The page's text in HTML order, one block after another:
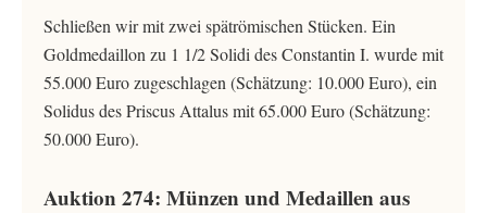
Schließen wir mit zwei spätrömischen Stücken. Ein
Goldmedaillon zu 1 1/2 Solidi des Constantin I. wurde mit
55.000 Euro zugeschlagen (Schätzung: 10.000 Euro), ein
Solidus des Priscus Attalus mit 65.000 Euro (Schätzung:
50.000 Euro).
Auktion 274: Münzen und Medaillen aus